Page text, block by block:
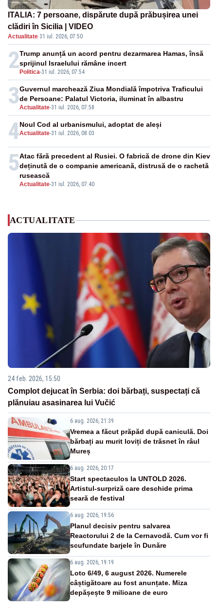
ITALIA: 7 persoane, dispărute după prăbușirea unei
clădiri în Sicilia | VIDEO
Actualitate·31 iul. 2026, 07:50
2 Politica-31 iul. 2026, 07:54
Trump anunță un acord pentru dezarmarea Hamas, însă
sprijinul Israelului rămâne incert
3Actualitate-31 iul. 2026, 07:58
Guvernul marchează Ziua Mondială împotriva Traficului
de Persoane: Palatul Victoria, iluminat în albastru
4Actualitate-31 iul. 2026, 08:03
Noul Cod al urbanismului, adoptat de aleși
5
Actualitate-31 iul. 2026, 07:40
Atac fără precedent al Rusiei. O fabrică de drone din Kiev
deținută de o companie americană, distrusă de o rachetă
rusească
ACTUALITATE
24 feb. 2026, 15:50
Complot dejucat în Serbia: doi bărbați, suspectați că
plănuiau asasinarea lui Vučić
6 aug. 2026, 21:39
Vremea a făcut prăpăd după caniculă. Doi
bărbați au murit loviți de trăsnet în râul
Mureș
6 aug. 2026, 20:17
Start spectaculos la UNTOLD 2026.
Artistul-surpriză care deschide prima
seară de festival
6 aug. 2026, 19:56
Planul decisiv pentru salvarea
Reactorului 2 de la Cernavodă. Cum vor fi
scufundate barjele în Dunăre
6 aug. 2026, 19:19
Loto 6/49, 6 august 2026. Numerele
câștigătoare au fost anunțate. Miza
depășește 9 milioane de euro